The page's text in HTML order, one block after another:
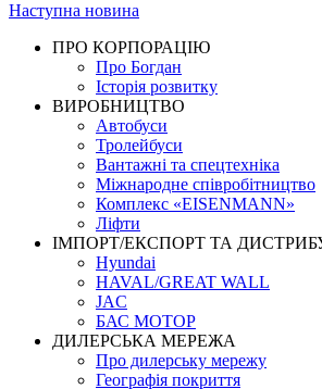
Наступна новина
ПРО КОРПОРАЦІЮ
Про Богдан
Історія розвитку
ВИРОБНИЦТВО
Автобуси
Тролейбуси
Вантажні та спецтехніка
Міжнародне співробітництво
Комплекс «EISENMANN»
Ліфти
ІМПОРТ/ЕКСПОРТ ТА
Hyundai
HAVAL/GREAT WALL
JAC
БАС МОТОР
ДИЛЕРСЬКА МЕРЕЖА
Про дилерську мережу
Географія покриття